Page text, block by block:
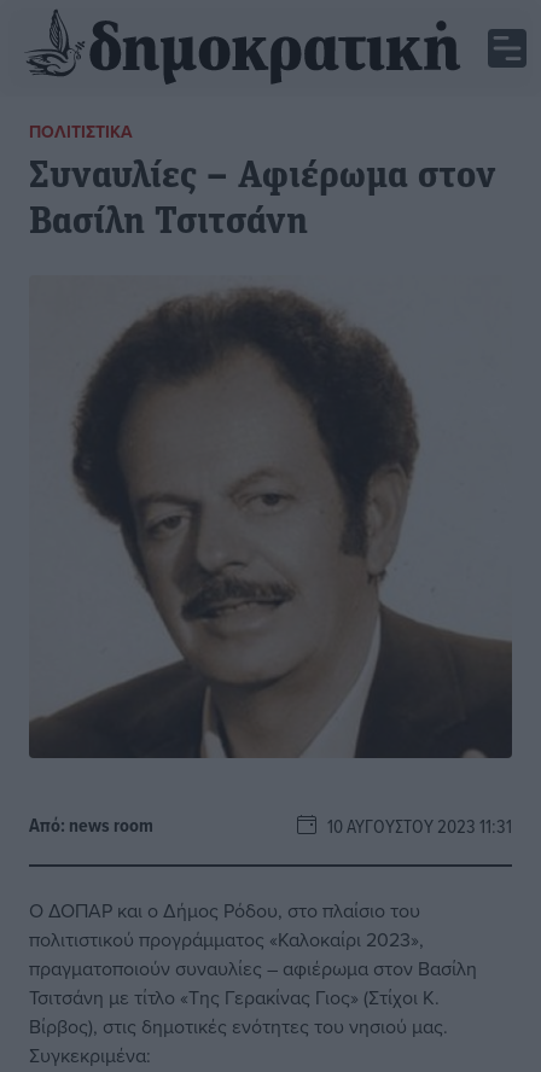
ΠΟΛΙΤΙΣΤΙΚΆ
Συναυλίες – Αφιέρωμα στον
Βασίλη Τσιτσάνη
Από: news room 10 ΑΥΓΟΎΣΤΟΥ 2023 11:31
Ο ΔΟΠΑΡ και ο Δήμος Ρόδου, στο πλαίσιο του
πολιτιστικού προγράμματος «Καλοκαίρι 2023»,
πραγματοποιούν συναυλίες – αφιέρωμα στον Βασίλη
Τσιτσάνη με τίτλο «Της Γερακίνας Γιος» (Στίχοι Κ.
Βίρβος), στις δημοτικές ενότητες του νησιού μας.
Συγκεκριμένα: